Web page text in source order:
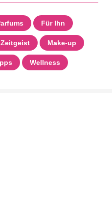
Für Ihn
Make-up
Wellness